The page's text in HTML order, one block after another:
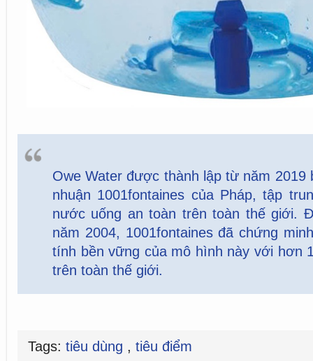
Owe Water được thành lập từ năm 2019
nhuận 1001fontaines của Pháp, tập
nước uống an toàn trên toàn thế giới.
năm 2004, 1001fontaines đã chứng
tính bền vững của mô hình này với hơn
trên toàn thế giới.
Tags: tiêu dùng , tiêu điểm